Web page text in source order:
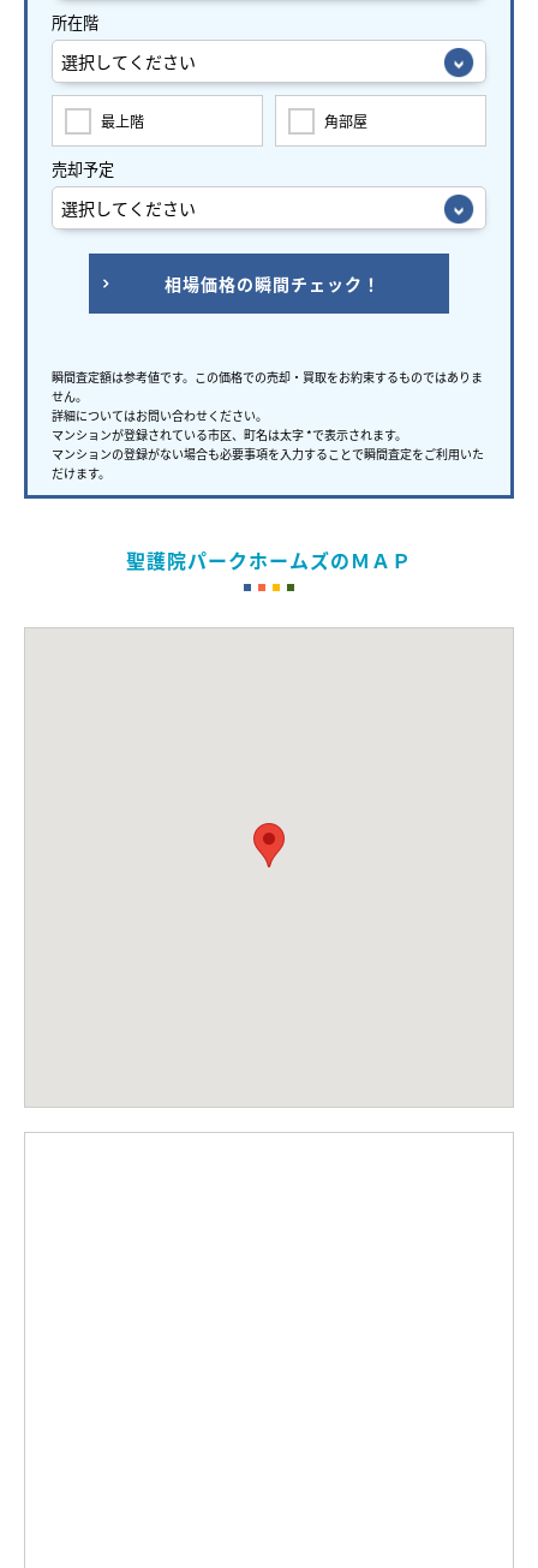
所在階
最上階 角部屋
売却予定
相場価格の瞬間チェック！
瞬間査定額は参考値です。この価格での売却・買取をお約束するものではありま
せん。
詳細についてはお問い合わせください。
マンションが登録されている市区、町名は太字 *で表示されます。
マンションの登録がない場合も必要事項を入力することで瞬間査定をご利用いた
だけます。
聖護院パークホームズのＭＡＰ